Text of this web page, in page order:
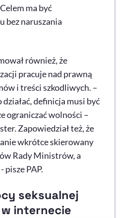
ma być
bez naruszania
również, że
pracuje nad prawną
i treści szkodliwych. –
definicja musi być
ograniczać wolności –
Zapowiedział też, że
wkrótce skierowany
Rady Ministrów, a
pisze PAP.
seksualnej
internecie